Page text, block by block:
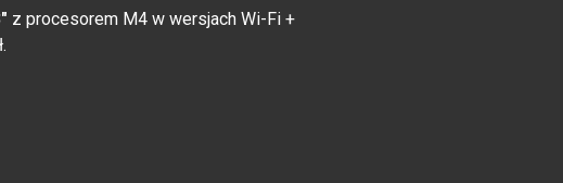
z procesorem M4 w wersjach Wi-Fi +